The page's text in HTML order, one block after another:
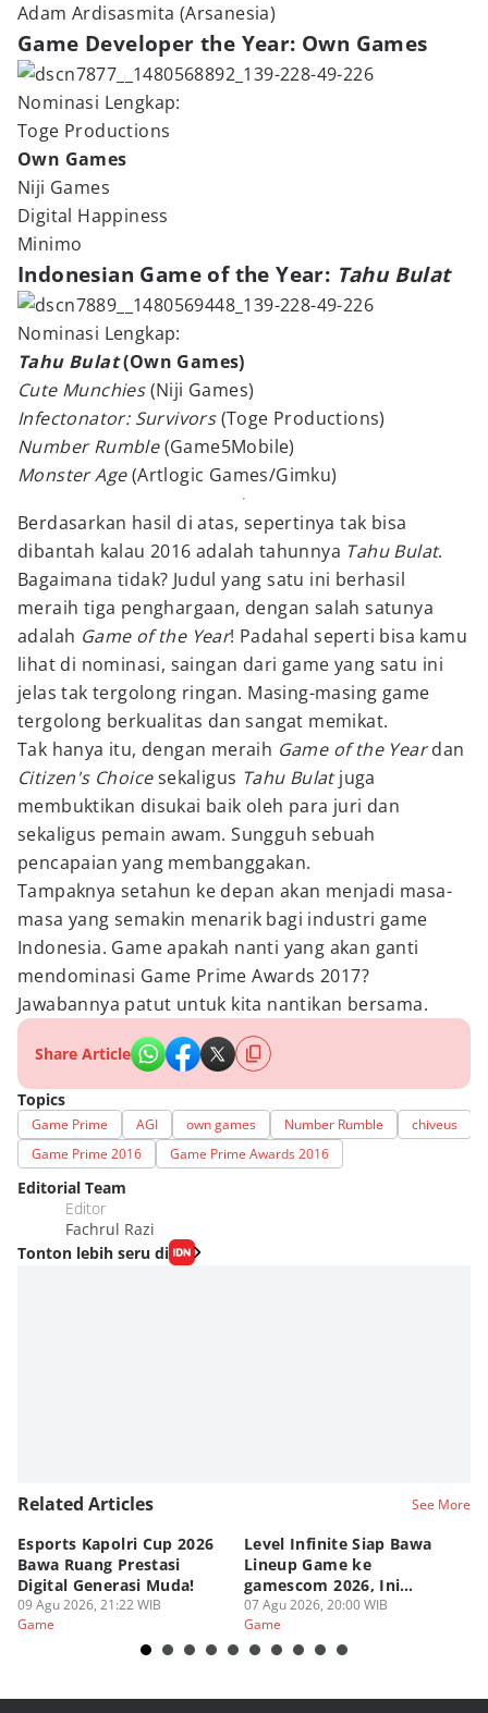
Adam Ardisasmita (Arsanesia)
Game Developer the Year: Own Games
Nominasi Lengkap:
Toge Productions
Own Games
Niji Games
Digital Happiness
Minimo
Indonesian Game of the Year: Tahu Bulat
Nominasi Lengkap:
Tahu Bulat(Own Games)
Cute Munchies(Niji Games)
Infectonator: Survivors(Toge Productions)
Number Rumble(Game5Mobile)
Monster Age(Artlogic Games/Gimku)
Berdasarkan hasil di atas, sepertinya tak bisa
dibantah kalau 2016 adalah tahunnya Tahu Bulat.
Bagaimana tidak? Judul yang satu ini berhasil
meraih tiga penghargaan, dengan salah satunya
adalah Game of the Year! Padahal seperti bisa kamu
lihat di nominasi, saingan dari game yang satu ini
jelas tak tergolong ringan. Masing-masing game
tergolong berkualitas dan sangat memikat.
Tak hanya itu, dengan meraih Game of the Yeardan
Citizen's Choicesekaligus Tahu Bulatjuga
membuktikan disukai baik oleh para juri dan
sekaligus pemain awam. Sungguh sebuah
pencapaian yang membanggakan.
Tampaknya setahun ke depan akan menjadi masa-
masa yang semakin menarik bagi industri game
Indonesia. Game apakah nanti yang akan ganti
mendominasi Game Prime Awards 2017?
Jawabannya patut untuk kita nantikan bersama.
Share Article
Topics
Game Prime AGI own games Number Rumble chiveus
Game Prime 2016
Game Prime Awards 2016
Editorial Team
Editor
Fachrul Razi
Tonton lebih seru di
Related Articles See More
Esports Kapolri Cup 2026
Bawa Ruang Prestasi
Digital Generasi Muda!
09 Agu 2026, 21:22 WIB
Game
Level Infinite Siap Bawa
Lineup Game ke
gamescom 2026, Ini
Judulnya!
07 Agu 2026, 20:00 WIB
Game